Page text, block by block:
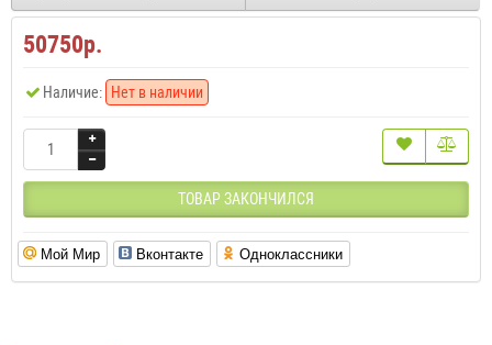
50750р.
Наличие: Нет в наличии
ТОВАР ЗАКОНЧИЛСЯ
Мой Мир Вконтакте Одноклассники